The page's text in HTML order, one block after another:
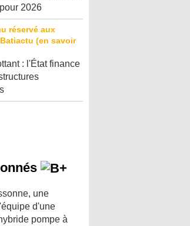
2026
: l'État finance
une
d'une
pompe à